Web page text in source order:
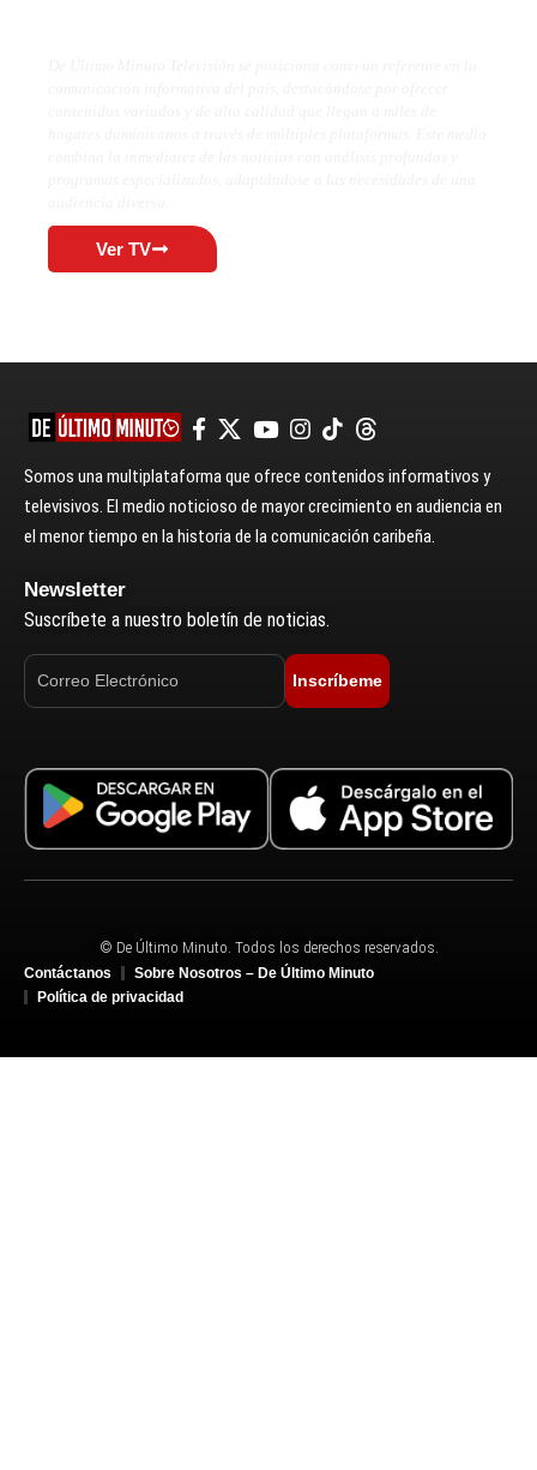
Ver TV
Somos una multiplataforma que ofrece contenidos informativos y
televisivos. El medio noticioso de mayor crecimiento en audiencia en
el menor tiempo en la historia de la comunicación caribeña.
Newsletter
Suscríbete a nuestro boletín de noticias.
Inscríbeme
© De Último Minuto. Todos los derechos reservados.
Contáctanos
Sobre Nosotros – De Último Minuto
Política de privacidad